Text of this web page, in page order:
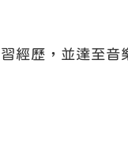
經歷，並達至音